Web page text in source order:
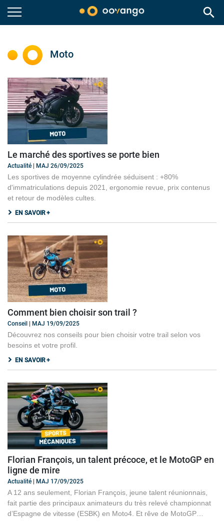
search
Moto
Le marché des sportives se porte bien
Actualité | MAJ 26/09/2025
Les sportives de moyenne cylindrée séduisent : +80%
d'immatriculations depuis 2021, ergonomie revue, prix contenus
et retour de modèles cultes.
EN SAVOIR +
Comment bien choisir son trail ?
Conseil | MAJ 19/09/2025
Découvrez nos conseils pour bien choisir votre trail selon vos
besoins et votre profil.
EN SAVOIR +
Florian François, un talent précoce, et le MotoGP en
ligne de mire
Actualité | MAJ 17/09/2025
A 12 ans seulement, Florian François, jeune talent réunionnais,
fait partie des principaux animateurs du très relevé championnat
d’Espagne de vitesse (ESBK) en Moto4. Et rêve de MotoGP…